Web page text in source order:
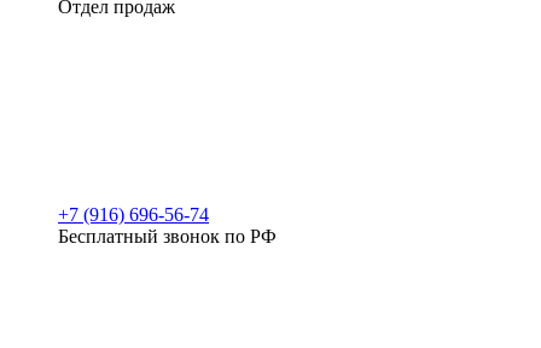
Отдел продаж
+7 (916) 696-56-74
Бесплатный звонок по РФ